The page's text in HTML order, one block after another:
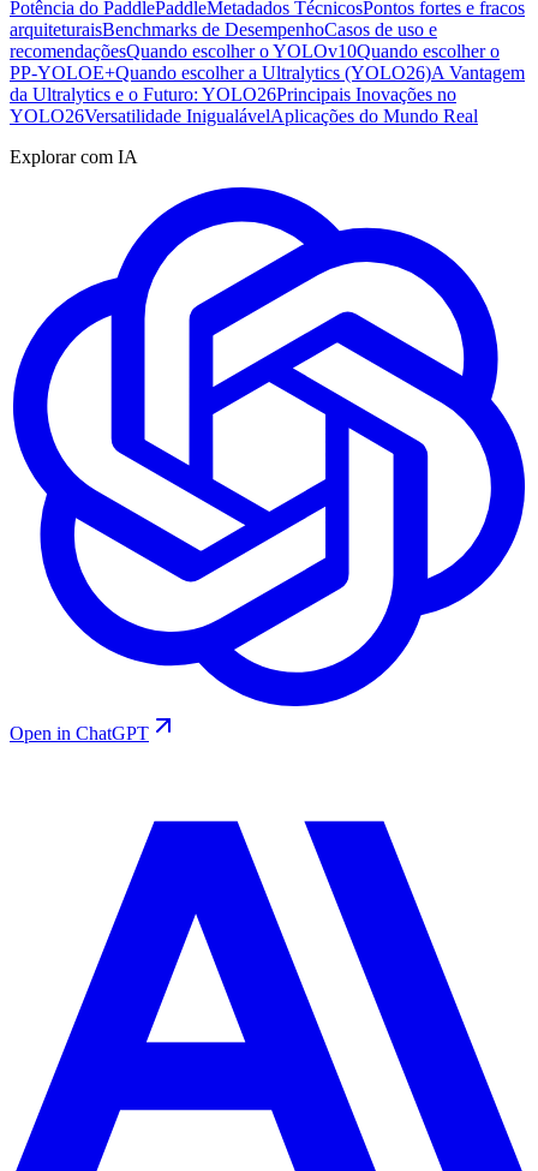
Potência do PaddlePaddleMetadados TécnicosPontos fortes e fracos
arquiteturaisBenchmarks de DesempenhoCasos de uso e
recomendaçõesQuando escolher o YOLOv10Quando escolher o
PP-YOLOE+Quando escolher a Ultralytics (YOLO26)A Vantagem
da Ultralytics e o Futuro: YOLO26Principais Inovações no
YOLO26Versatilidade InigualávelAplicações do Mundo Real
Explorar com IA
Open in ChatGPT